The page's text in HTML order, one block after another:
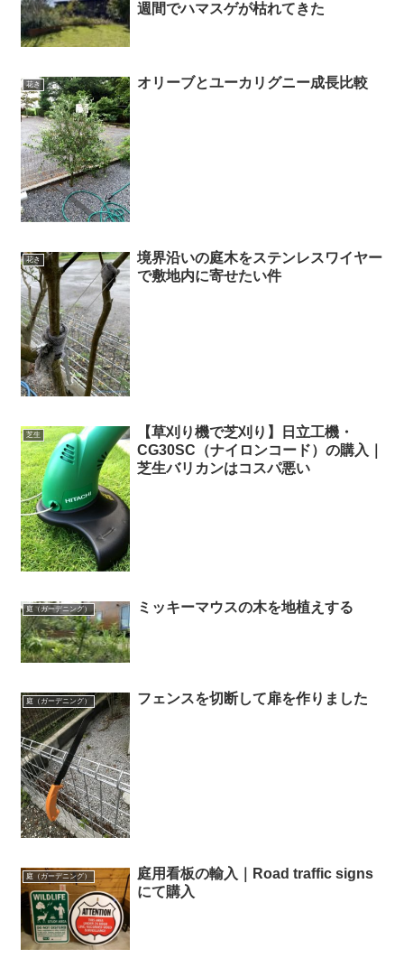
週間でハマスゲが枯れてきた
花き オリーブとユーカリグニー成長比較
花き
境界沿いの庭木をステンレスワイヤー
で敷地内に寄せたい件
芝生
【草刈り機で芝刈り】日立工機・
CG30SC（ナイロンコード）の購入｜
芝生バリカンはコスパ悪い
庭（ガーデニング） ミッキーマウスの木を地植えする
庭（ガーデニング） フェンスを切断して扉を作りました
庭（ガーデニング）
庭用看板の輸入｜Road traffic signs
にて購入